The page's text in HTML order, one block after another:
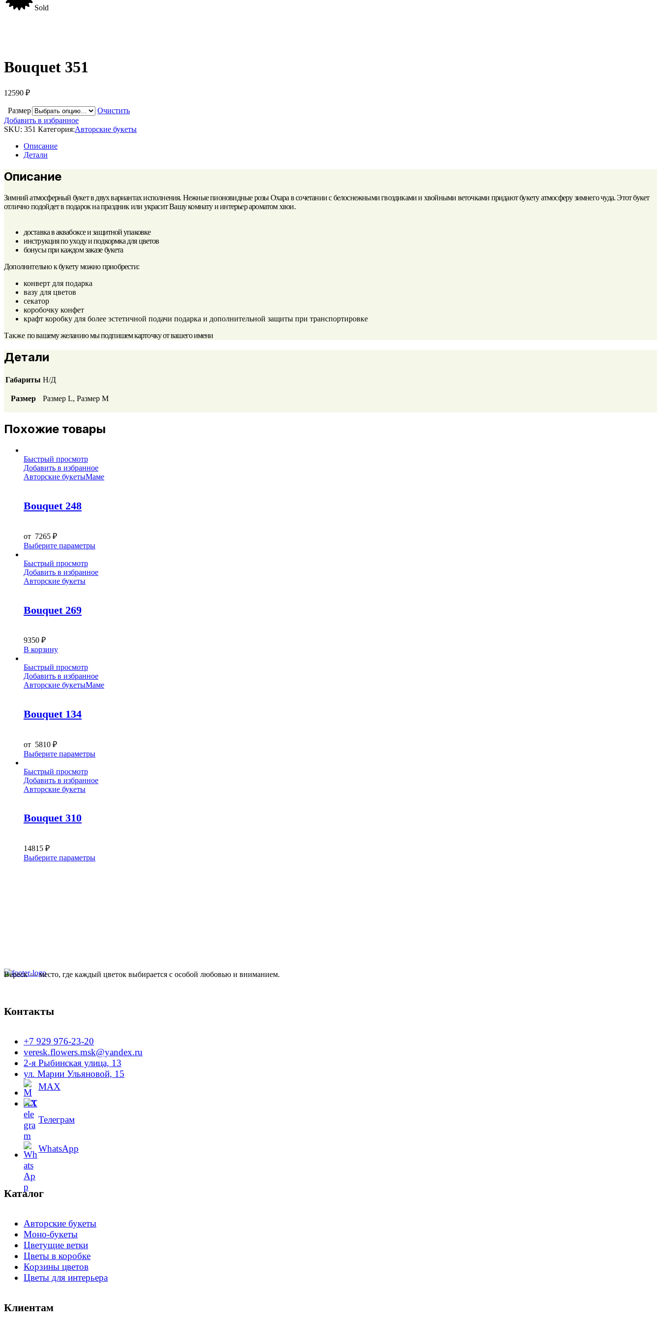
Sold
Bouquet 351
12590 ₽
Размер
Очистить
Добавить в избранное
SKU: 351 Категория:Авторские букеты
Описание
Детали
Описание
Зимний атмосферный букет в двух вариантах исполнения. Нежные пионовидные розы Охара в сочетании с белоснежными гвоздиками и хвойными веточками придают букету атмосферу зимнего чуда. Этот букет
отлично подойдет в подарок на праздник или украсит Вашу комнату и интерьер ароматом хвои.
доставка в аквабоксе и защитной упаковке
инструкция по уходу и подкормка для цветов
бонусы при каждом заказе букета
Дополнительно к букету можно приобрести:
конверт для подарка
вазу для цветов
секатор
коробочку конфет
крафт коробку для более эстетичной подачи подарка и дополнительной защиты при транспортировке
Также по вашему желанию мы подпишем карточку от вашего имени
Детали
Габариты Н/Д
Размер Размер L, Размер М
Похожие товары
Быстрый просмотр
Добавить в избранное
Авторские букетыМаме
Bouquet 248
от 7265 ₽
Выберите параметрыЭтот
несколько
Быстрый просмотр
Добавить в избранное
Авторские букеты
Bouquet 269
9350 ₽
В корзину
Быстрый просмотр
Добавить в избранное
Авторские букетыМаме
Bouquet 134
от 5810 ₽
Выберите параметрыЭтот
несколько
Быстрый просмотр
Добавить в избранное
Авторские букеты
Bouquet 310
14815 ₽
Выберите параметрыЭтот
Вереск — место, где каждый цветок выбирается с особой любовью и вниманием.
Контакты
+7 929 976-23-20
veresk.flowers.msk@yandex.ru
2-я Рыбинская улица, 13
ул. Марии Ульяновой, 15
MAX
Телеграм
WhatsApp
Каталог
Авторские букеты
Моно-букеты
Цветущие ветки
Цветы в коробке
Корзины цветов
Цветы для интерьера
Клиентам